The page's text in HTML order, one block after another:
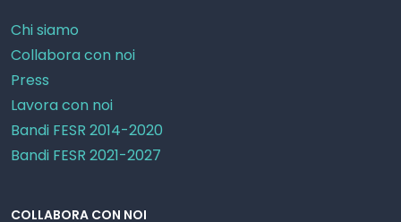
Chi siamo
Collabora con noi
Press
Lavora con noi
Bandi FESR 2014-2020
Bandi FESR 2021-2027
COLLABORA CON NOI